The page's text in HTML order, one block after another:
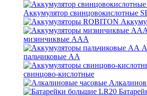
Аккумулятор свинцовокислотные
мизинчиквые ААА
пальчиковые АА
свинцово-кислотные